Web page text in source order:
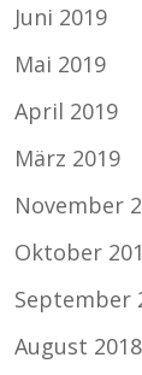
Juni 2019
Mai 2019
April 2019
März 2019
November
Oktober
September
August 2018